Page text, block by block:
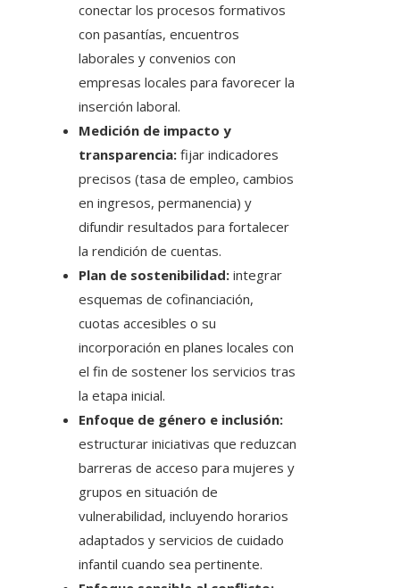
conectar los procesos formativos
con pasantías, encuentros
laborales y convenios con
empresas locales para favorecer la
inserción laboral.
Medición de impacto y
transparencia: fijar indicadores
precisos (tasa de empleo, cambios
en ingresos, permanencia) y
difundir resultados para fortalecer
la rendición de cuentas.
Plan de sostenibilidad: integrar
esquemas de cofinanciación,
cuotas accesibles o su
incorporación en planes locales con
el fin de sostener los servicios tras
la etapa inicial.
Enfoque de género e inclusión:
estructurar iniciativas que reduzcan
barreras de acceso para mujeres y
grupos en situación de
vulnerabilidad, incluyendo horarios
adaptados y servicios de cuidado
infantil cuando sea pertinente.